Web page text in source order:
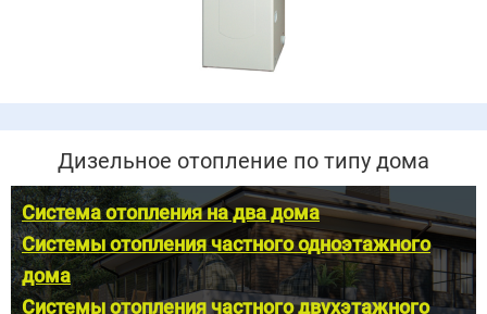
Дизельное отопление по типу дома
Система отопления на два дома
Системы отопления частного одноэтажного
дома
Системы отопления частного двухэтажного